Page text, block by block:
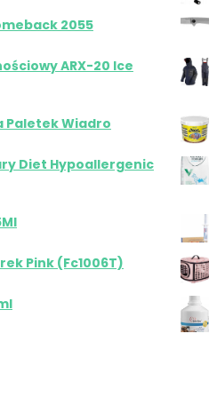
2055
ARX-20 Ice
Paletek Wiadro
Diet Hypoallergenic
Pink (Fc1006T)